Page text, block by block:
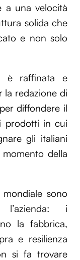
a una velocità
solida che
e non solo
è raffinata e
la redazione di
diffondere il
prodotti in cui
gli italiani
della
sono
i
la fabbrica,
e resilienza
si fa trovare